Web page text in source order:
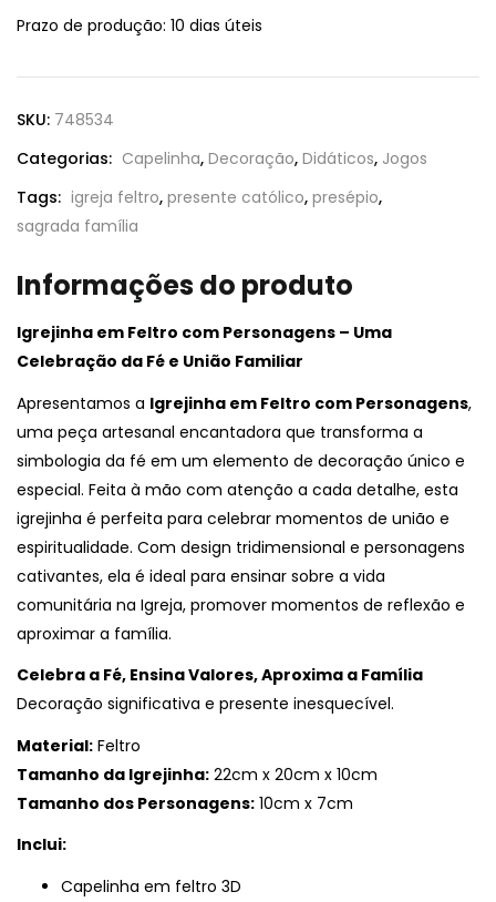
Prazo de produção: 10 dias úteis
SKU: 748534
Categorias: Capelinha, Decoração, Didáticos, Jogos
Tags: igreja feltro, presente católico, presépio,
sagrada família
Informações do produto
Igrejinha em Feltro com Personagens – Uma
Celebração da Fé e União Familiar
Apresentamos a Igrejinha em Feltro com Personagens,
uma peça artesanal encantadora que transforma a
simbologia da fé em um elemento de decoração único e
especial. Feita à mão com atenção a cada detalhe, esta
igrejinha é perfeita para celebrar momentos de união e
espiritualidade. Com design tridimensional e personagens
cativantes, ela é ideal para ensinar sobre a vida
comunitária na Igreja, promover momentos de reflexão e
aproximar a família.
Celebra a Fé, Ensina Valores, Aproxima a Família
Decoração significativa e presente inesquecível.
Material: Feltro
Tamanho da Igrejinha: 22cm x 20cm x 10cm
Tamanho dos Personagens: 10cm x 7cm
Inclui:
Capelinha em feltro 3D